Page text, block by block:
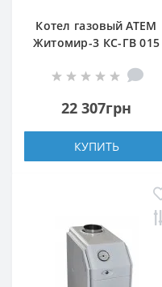
Котел газовый АТЕМ
Житомир-3 КС-ГВ 015
22 307грн
КУПИТЬ